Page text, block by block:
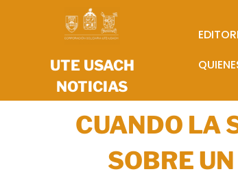
UTE USACH
NOTICIAS
CUANDO LA
SOBRE